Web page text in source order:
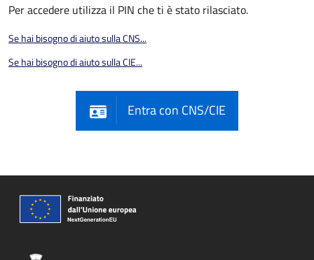
Per accedere utilizza il PIN che ti è stato rilasciato.
Se hai bisogno di aiuto sulla CNS...
Se hai bisogno di aiuto sulla CIE...
Entra con CNS/CIE